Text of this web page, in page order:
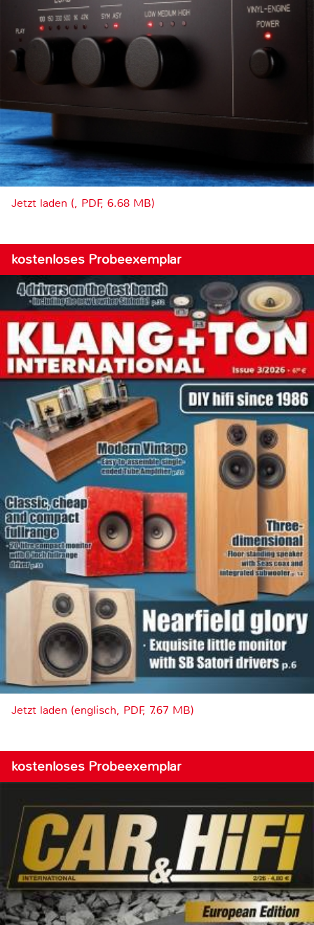
Jetzt laden (, PDF, 6.68 MB)
kostenloses Probeexemplar
Jetzt laden (englisch, PDF, 7.67 MB)
kostenloses Probeexemplar